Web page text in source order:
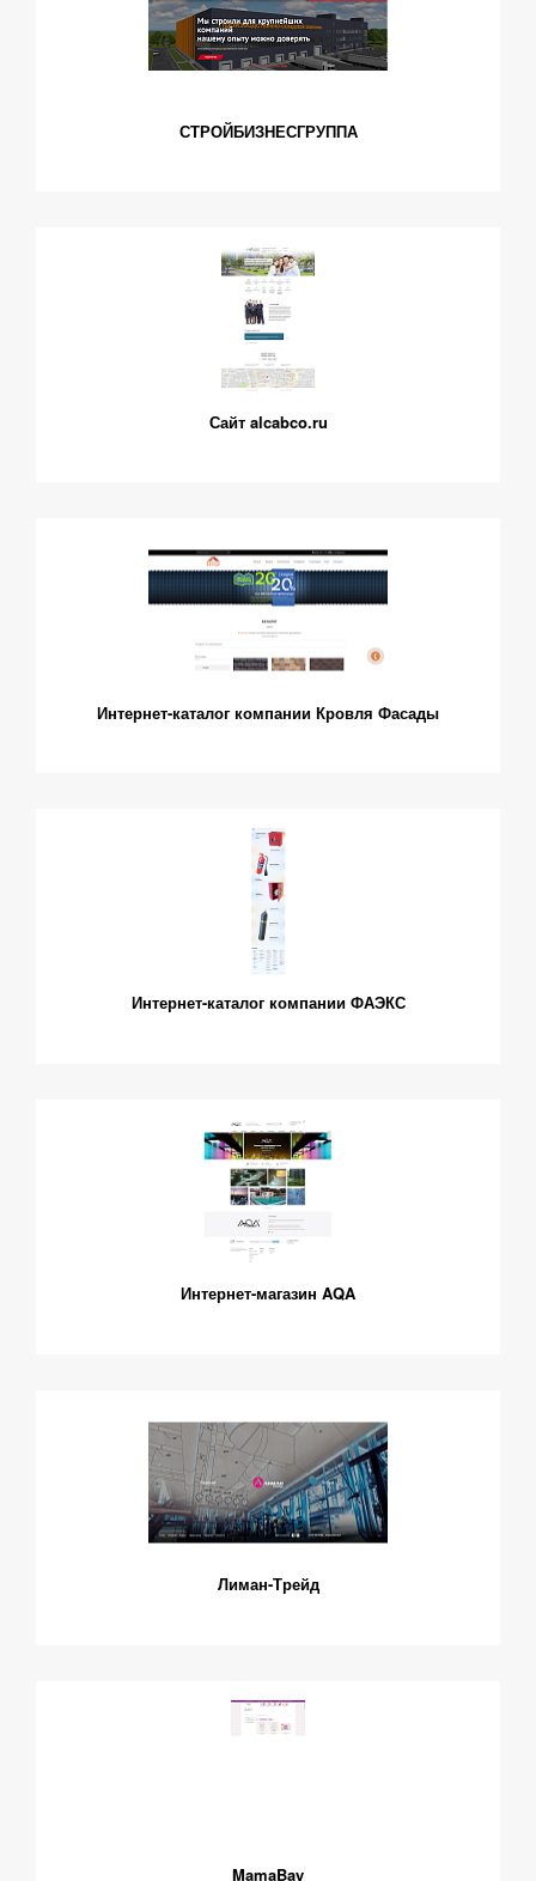
СТРОЙБИЗНЕСГРУППА
Сайт alcabco.ru
Интернет-каталог компании Кровля Фасады
Интернет-каталог компании ФАЭКС
Интернет-магазин AQA
Лиман-Трейд
MamaBay